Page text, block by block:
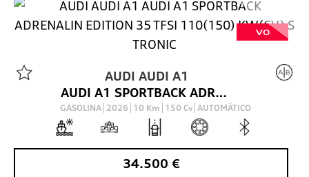
VO
AUDIAUDI A1
AUDI A1 SPORTBACK ADRENALIN EDITION 35 TFSI 110(150) KW(CV) S TRONIC
GASOLINA 2026 10 Km 150 Cv AUTOMÁTICO
34.500 €